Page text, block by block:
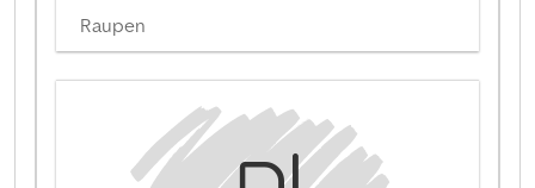
Raupen